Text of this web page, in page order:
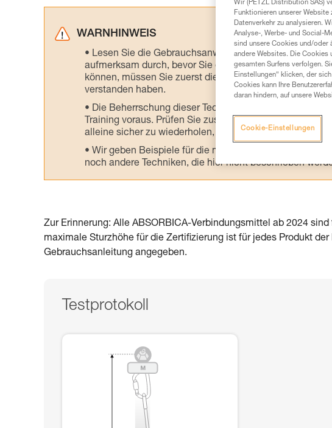
WARNHINWEIS
Lesen Sie die Gebrauchsanweisungen der Produkte,
aufmerksam durch, bevor Sie diesen zu Rate ziehen.
können, müssen Sie zuerst die in der
verstanden haben.
Die Beherrschung dieser Techniken setzt eine
Training voraus. Prüfen Sie zusammen mit einem Profi,
alleine sicher zu wiederholen, bevor Sie ihn eigenständig
Wir geben Beispiele für die mit Ihrer Aktivität
noch andere Techniken, die hier nicht beschrieben
Zur Erinnerung: Alle ABSORBICA-Verbindungsmittel ab 2024
maximale Sturzhöhe für die Zertifizierung ist für jedes Produkt
Gebrauchsanleitung angegeben.
Testprotokoll
Wir (PETZL Distribution SAS)
Funktionieren unserer
Datenverkehr zu analysieren.
Analyse-, Werbe- und Social-
sind unsere Cookies und/oder
andere Websites. Die Cookies
gesamten Surfens verfolgen.
Einstellungen“ klicken, der
Cookies kann Ihre
daran hindern, auf unsere
Cookie-Einstellungen